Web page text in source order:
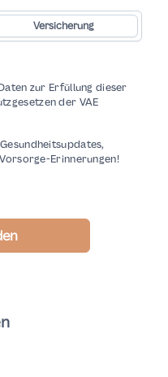
Versicherung
zur Erfüllung dieser
der VAE
Erinnerungen!